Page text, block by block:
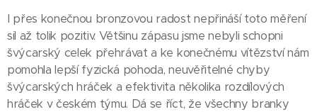
I přes konečnou bronzovou radost nepřináší toto měření
sil až tolik pozitiv. Většinu zápasu jsme nebyli schopni
švýcarský celek přehrávat a ke konečnému vítězství nám
pomohla lepší fyzická pohoda, neuvěřitelné chyby
švýcarských hráček a efektivita několika rozdílových
hráček v českém týmu. Dá se říct, že všechny branky